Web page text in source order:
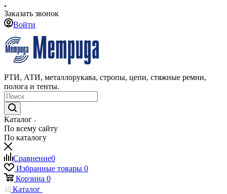
Заказать звонок
Войти
РТИ, АТИ, металлорукава, стропы, цепи, стяжные ремни,
полога и тенты.
Каталог
По всему сайту
По каталогу
Сравнение0
Избранные товары 0
Корзина 0
Каталог